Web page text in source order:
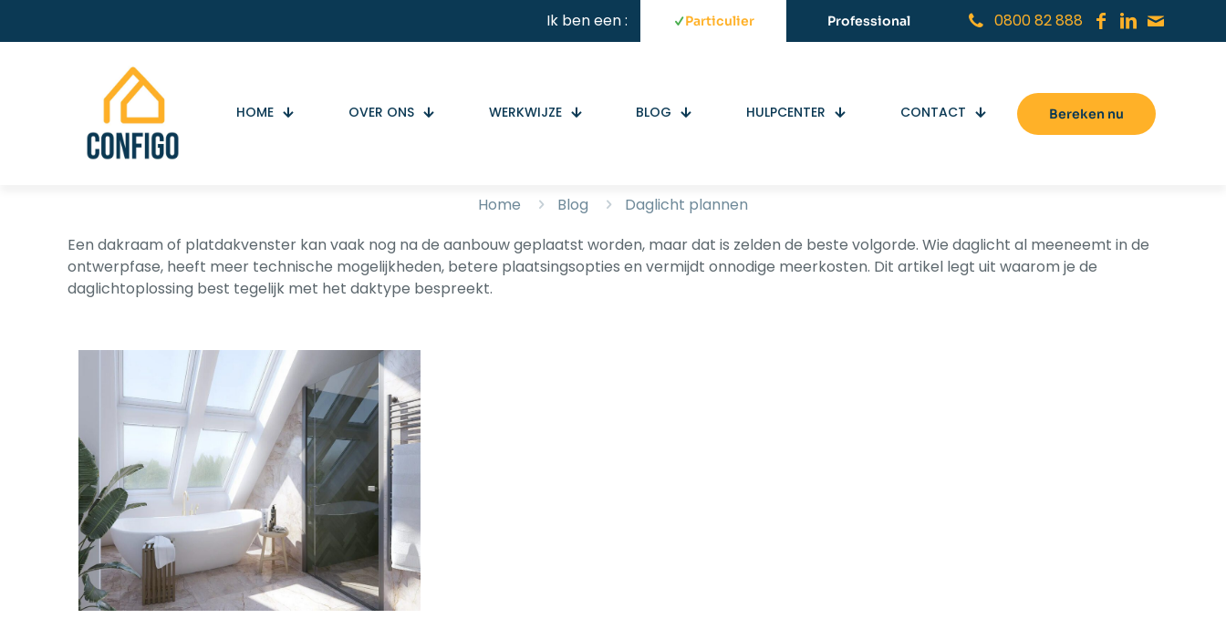
Ik ben een : Particulier Professional 0800 82 888
HOME OVER ONS WERKWIJZE BLOG HULPCENTER CONTACT Bereken nu
Home Blog
Daglicht plannen
Een dakraam of platdakvenster kan vaak nog na de aanbouw geplaatst worden, maar dat is zelden de beste volgorde. Wie daglicht al meeneemt in de
ontwerpfase, heeft meer technische mogelijkheden, betere plaatsingsopties en vermijdt onnodige meerkosten. Dit artikel legt uit waarom je de
daglichtoplossing best tegelijk met het daktype bespreekt.